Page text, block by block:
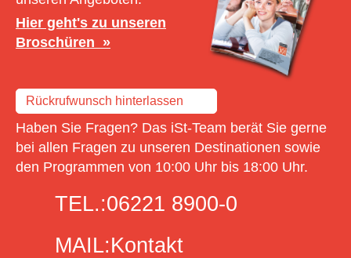
Hier geht's zu unseren
Broschüren
Rückrufwunsch hinterlassen
Haben Sie Fragen? Das iSt-Team berät Sie gerne
bei allen Fragen zu unseren Destinationen sowie
den Programmen von 10:00 Uhr bis 18:00 Uhr.
TEL.:06221 8900-0
MAIL:Kontakt